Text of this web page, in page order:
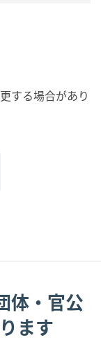
する場合があり
体・官公
ます